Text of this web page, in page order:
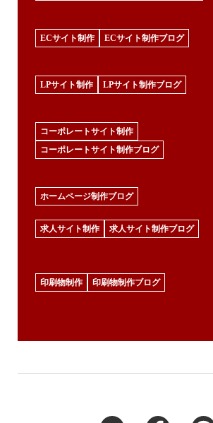
ECサイト制作 ECサイト制作ブログ
LPサイト制作 LPサイト制作ブログ
コーポレートサイト制作
コーポレートサイト制作ブログ
ホームページ制作ブログ
求人サイト制作 求人サイト制作ブログ
印刷物制作 印刷物制作ブログ